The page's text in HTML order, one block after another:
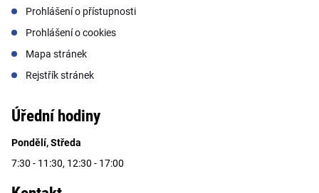
Prohlášení o přístupnosti
Prohlášení o cookies
Mapa stránek
Rejstřík stránek
Úřední hodiny
Pondělí, Středa
7:30 - 11:30, 12:30 - 17:00